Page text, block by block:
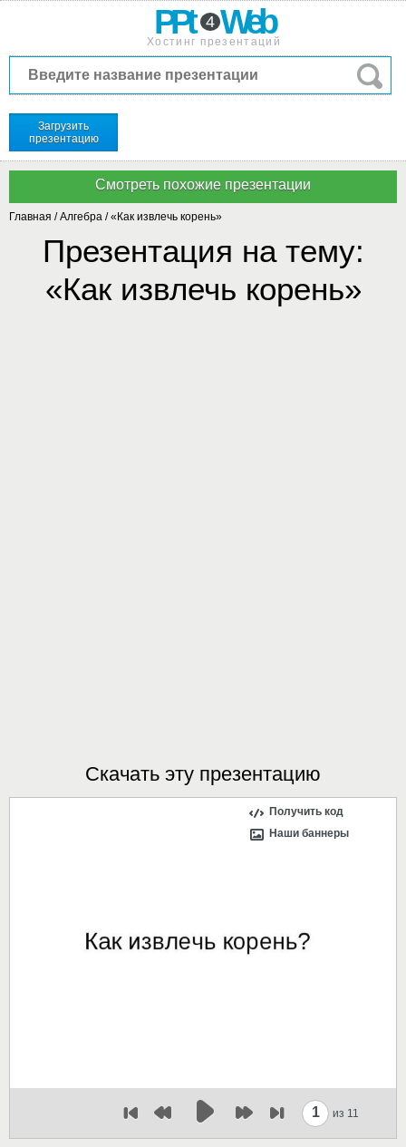
PPt 4 Web
Хостинг презентаций
Загрузить
презентацию
Главная /Алгебра /«Как извлечь корень»
Презентация на тему:
«Как извлечь корень»
Скачать эту презентацию
Получить код
Наши баннеры
1 из 11